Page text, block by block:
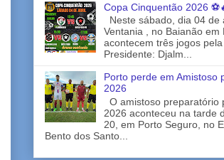
Copa Cinquentão 2026
Neste sábado, dia 04 de
Ventania , no Baianão em
acontecem três jogos
Presidente: Djalm...
Porto perde em Amistoso
2026
O amistoso preparatório
2026 aconteceu na tarde
20, em Porto Seguro, no
Bento dos Santo...